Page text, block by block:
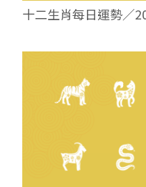
十二生肖每日運勢／